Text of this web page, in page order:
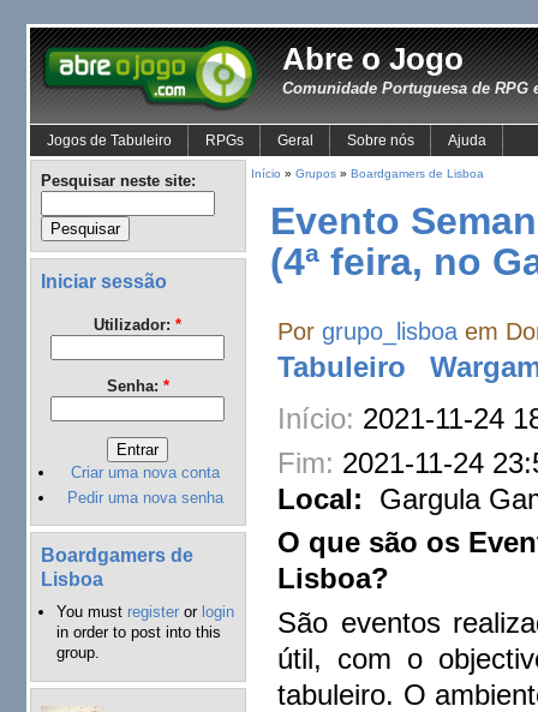
Abre o Jogo
Comunidade Portuguesa de RPG
Jogos de Tabuleiro RPGs Geral Sobre nós Ajuda
Pesquisar neste site:
Iniciar sessão
Utilizador: *
Senha: *
Criar uma nova conta
Pedir uma nova senha
Boardgamers de
Lisboa
You must registeror login
in order to post into this
group.
Início » Grupos» Boardgamers de Lisboa
Evento
(4ª feira, no
Porgrupo_lisboa em
Tabuleiro
Início: 2021-11-24
Fim: 2021-11-24
Local:
Gargula
O que são os
Lisboa?
São eventos
útil, com o
tabuleiro. O